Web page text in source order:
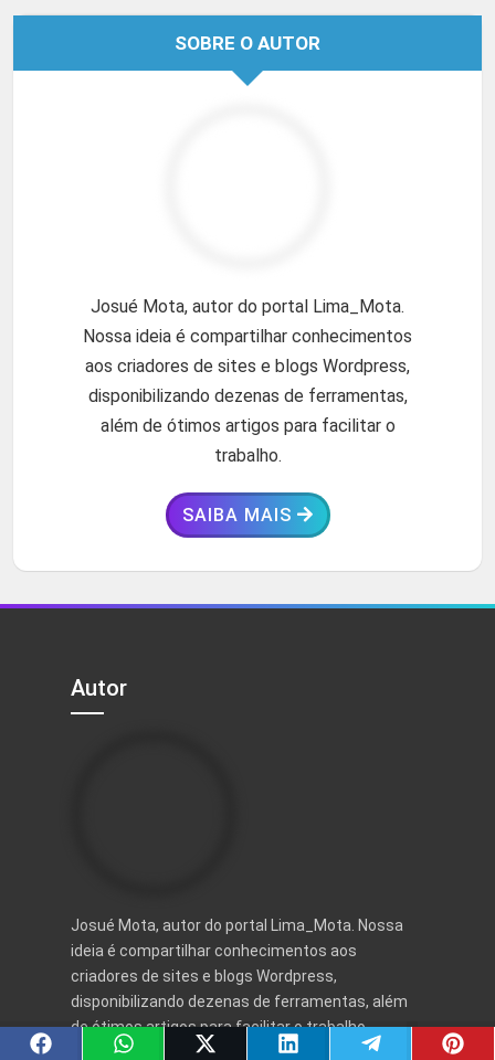
SOBRE O AUTOR
Josué Mota, autor do portal Lima_Mota.
Nossa ideia é compartilhar conhecimentos
aos criadores de sites e blogs Wordpress,
disponibilizando dezenas de ferramentas,
além de ótimos artigos para facilitar o
trabalho.
SAIBA MAIS
Autor
Josué Mota, autor do portal Lima_Mota. Nossa
ideia é compartilhar conhecimentos aos
criadores de sites e blogs Wordpress,
disponibilizando dezenas de ferramentas, além
de ótimos artigos para facilitar o trabalho.